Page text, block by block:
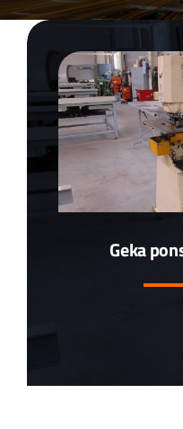
Over ons
Aanleverspecificaties
Projecten
Machinepark
Geka